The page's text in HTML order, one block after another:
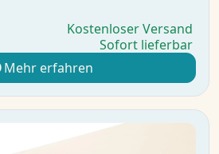
Kostenloser Versand
Sofort lieferbar
Mehr erfahren